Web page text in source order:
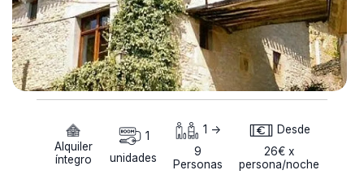
Alquiler
íntegro
1
unidades
1 ->
9
Personas
Desde
26€ x
persona/noche